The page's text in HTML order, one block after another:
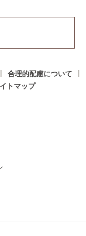
合理的配慮について
トマップ